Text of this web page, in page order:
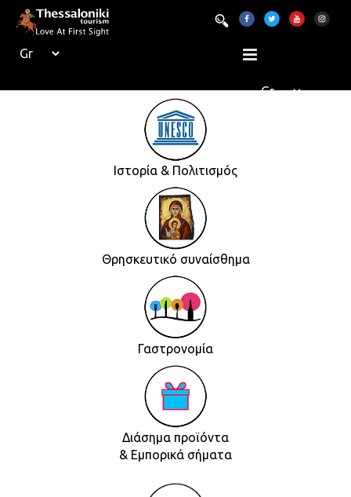
Ιστορία & Πολιτισμός
Θρησκευτικό συναίσθημα
Γαστρονομία
Διάσημα προϊόντα
& Εμπορικά σήματα